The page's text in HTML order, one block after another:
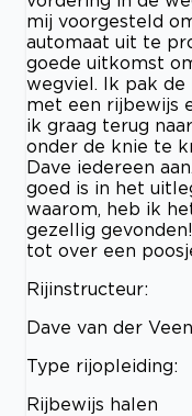
mij voorgesteld
automaat uit te
goede uitkomst
wegviel. Ik pak
met een rijbewijs
ik graag terug
onder de knie te
Dave iedereen
goed is in het
waarom, heb ik
gezellig
tot over een
Rijinstructeur:
Dave van der Veen
Type rijopleiding:
Rijbewijs halen